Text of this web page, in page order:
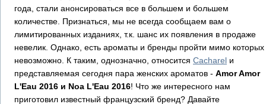
года, стали анонсироваться все в большем и большем
количестве. Признаться, мы не всегда сообщаем вам о
лимитированных изданиях, т.к. шанс их появления в продаже
невелик. Однако, есть ароматы и бренды пройти мимо которых
невозможно. К таким, однозначно, относится Cacharel и
представляемая сегодня пара женских ароматов - Amor Amor
L'Eau 2016 и Noa L'Eau 2016! Что же интересного нам
приготовил известный французский бренд? Давайте